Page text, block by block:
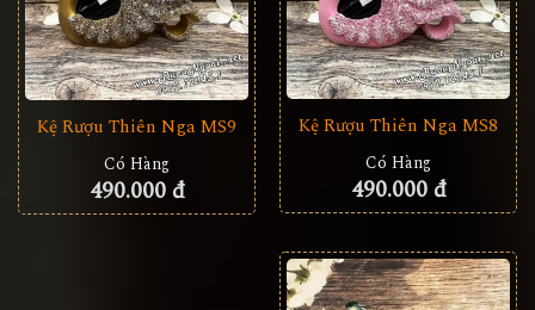
Kệ Rượu Thiên Nga MS9
Có Hàng
490.000 đ
Kệ Rượu Thiên Nga MS8
Có Hàng
490.000 đ